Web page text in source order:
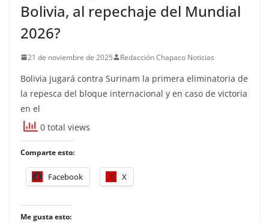
Bolivia, al repechaje del Mundial
2026?
21 de noviembre de 2025 Redacción Chapaco Noticias
Bolivia jugará contra Surinam la primera eliminatoria de
la repesca del bloque internacional y en caso de victoria
en el
0 total views
Comparte esto:
Facebook X
Me gusta esto: